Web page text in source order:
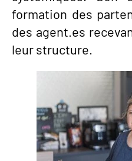
formation des
des agent.es
leur structure.